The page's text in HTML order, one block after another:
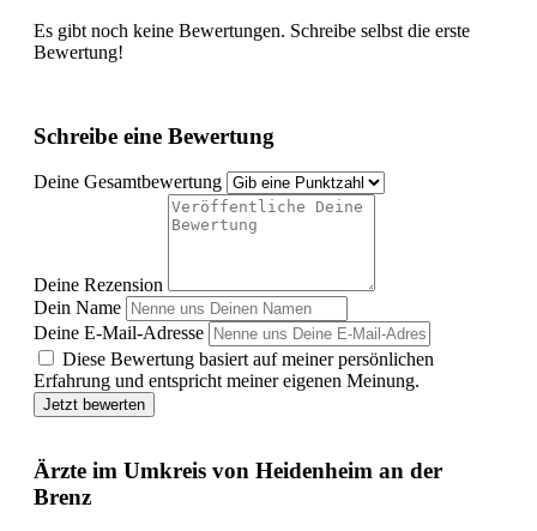
Es gibt noch keine Bewertungen. Schreibe selbst die erste
Bewertung!
Schreibe eine Bewertung
Deine Gesamtbewertung
Deine Rezension
Dein Name
Deine E-Mail-Adresse
Diese Bewertung basiert auf meiner persönlichen
Erfahrung und entspricht meiner eigenen Meinung.
Jetzt bewerten
Ärzte im Umkreis von Heidenheim an der
Brenz